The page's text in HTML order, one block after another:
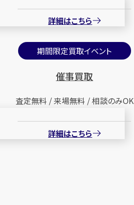
詳細はこちら
期間限定買取イベント
催事買取
査定無料 / 来場無料 / 相談のみOK
詳細はこちら